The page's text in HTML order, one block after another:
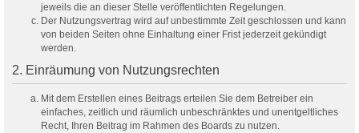
jeweils die an dieser Stelle veröffentlichten Regelungen.
Der Nutzungsvertrag wird auf unbestimmte Zeit geschlossen und kann
von beiden Seiten ohne Einhaltung einer Frist jederzeit gekündigt
werden.
2. Einräumung von Nutzungsrechten
Mit dem Erstellen eines Beitrags erteilen Sie dem Betreiber ein
einfaches, zeitlich und räumlich unbeschränktes und unentgeltliches
Recht, Ihren Beitrag im Rahmen des Boards zu nutzen.